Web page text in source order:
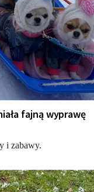
fajną wyprawę
i zabawy.